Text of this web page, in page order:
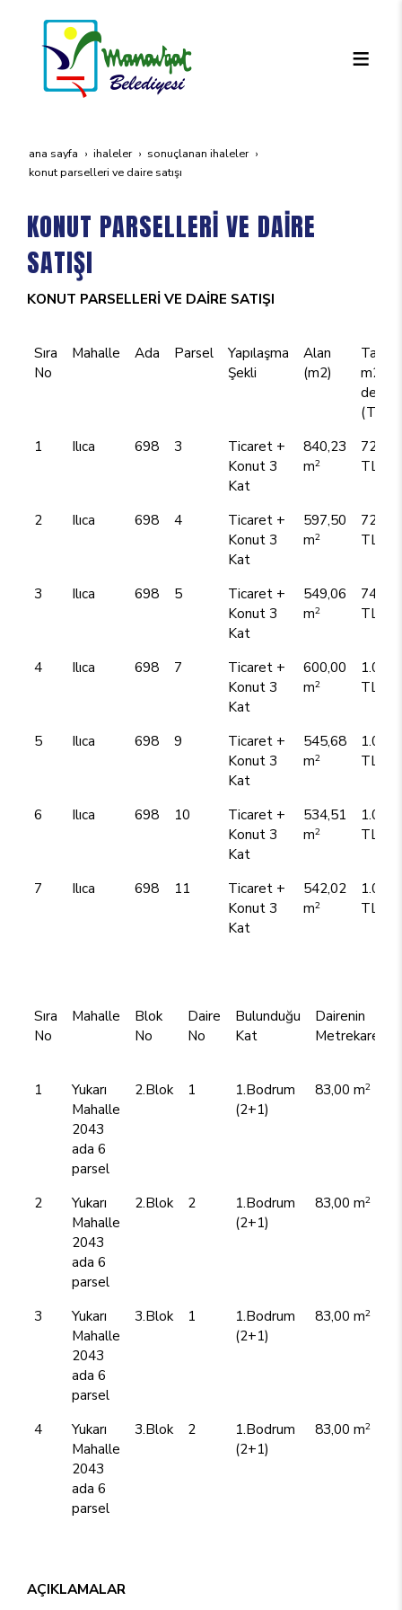
ana sayfa i̇haleler
sonuçlanan i̇haleler
konut parselleri̇ ve dai̇re satişi
KONUT PARSELLERİ VE DAİRE
SATIŞI
KONUT PARSELLERİ VE DAİRE SATIŞI
Sıra
No
Mahalle Ada Parsel
Yapılaşma
Şekli
Alan
(m2)
m2
değeri
(TL)
1
Ilıca 698 3
Ticaret +
Konut 3
Kat
840,23
m2
TL
2 Ilıca 698 4
Ticaret +
Konut 3
Kat
597,50
m2
TL
3 Ilıca 698 5
Ticaret +
Konut 3
Kat
549,06
m2
TL
4 Ilıca 698 7
Ticaret +
Konut 3
Kat
600,00
m2
TL
5 Ilıca 698 9
Ticaret +
Konut 3
Kat
545,68
m2
TL
6 Ilıca 698 10
Ticaret +
Konut 3
Kat
534,51
m2
TL
7 Ilıca 698 11
Ticaret +
Konut 3
Kat
542,02
m2
TL
Sıra
No
Mahalle
Blok
No
Daire
No
Bulunduğu
Kat
Dairenin
Metrekaresi
1
Yukarı
Mahalle
2043
ada 6
parsel
2.Blok 1
1.Bodrum
(2+1)
83,00 m2
2
Yukarı
Mahalle
2043
ada 6
parsel
2.Blok 2
1.Bodrum
(2+1)
83,00 m2
3
Yukarı
Mahalle
2043
ada 6
parsel
3.Blok 1
1.Bodrum
(2+1)
83,00 m2
4
Yukarı
Mahalle
2043
ada 6
parsel
3.Blok 2
1.Bodrum
(2+1)
83,00 m2
AÇIKLAMALAR